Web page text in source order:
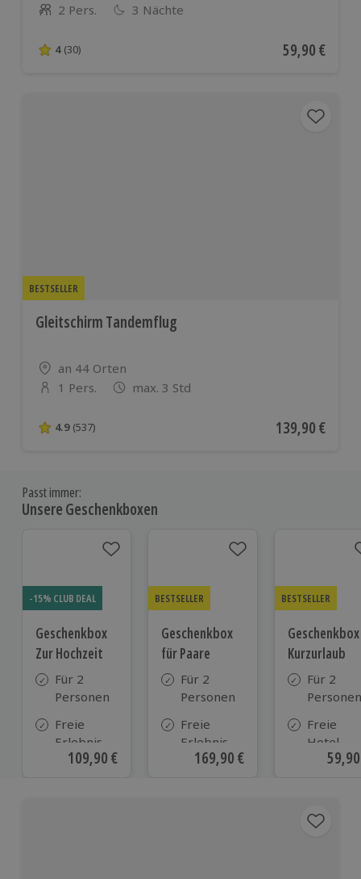
Anzahl der Teilnehmer
2 Pers. 3 Nächte
4 von 5 Sternen basierend auf 30 Bewertungen
4 (30) Aktueller
59,90 €
BESTSELLER
Gleitschirm Tandemflug
Standort
an 44 Orten
Anzahl der Teilnehmer
1 Pers. max. 3 Std
4.9 von 5 Sternen basierend auf 537 Bewertungen
4.9 (537) Aktueller Preis
139,90 €
Passt immer:
Unsere Geschenkboxen
-15% CLUB DEAL
Geschenkbox
Zur Hochzeit
Für 2
Personen
Freie
Erlebnis-
Auswahl
Aktueller Preis
109,90 €
BESTSELLER
Geschenkbox
für Paare
Für 2
Personen
Freie
Erlebnis-
Auswahl
Aktueller Preis
169,90 €
BESTSELLER
Geschenkbox
Kurzurlaub
Für 2
Personen
Freie
Hotel-
Auswahl